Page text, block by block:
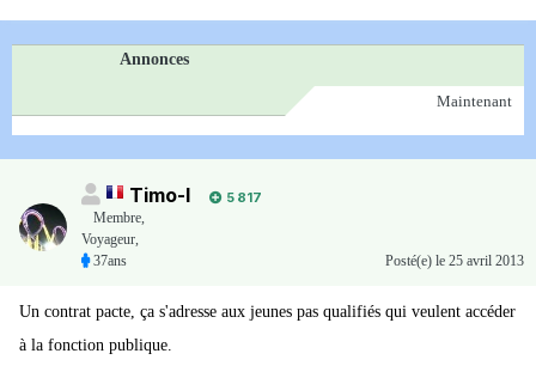
Annonces
Maintenant
Timo-I
5 817
Membre,
Voyageur,
37ans
Posté(e) le 25 avril 2013
Un contrat pacte, ça s'adresse aux jeunes pas qualifiés qui veulent accéder
à la fonction publique.